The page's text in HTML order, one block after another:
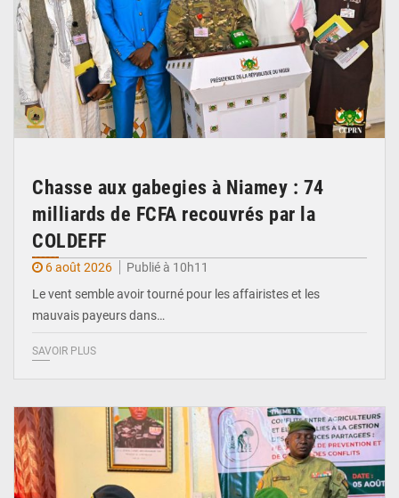
Chasse aux gabegies à Niamey : 74
milliards de FCFA recouvrés par la
COLDEFF
6 août 2026
Publié à 10h11
Le vent semble avoir tourné pour les affairistes et les
mauvais payeurs dans…
SAVOIR PLUS